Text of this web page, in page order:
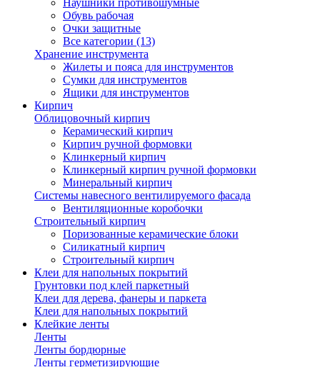
Наушники противошумные
Обувь рабочая
Очки защитные
Все категории (13)
Хранение инструмента
Жилеты и пояса для инструментов
Сумки для инструментов
Ящики для инструментов
Кирпич
Облицовочный кирпич
Керамический кирпич
Кирпич ручной формовки
Клинкерный кирпич
Клинкерный кирпич ручной формовки
Минеральный кирпич
Системы навесного вентилируемого фасада
Вентиляционные коробочки
Строительный кирпич
Поризованные керамические блоки
Силикатный кирпич
Строительный кирпич
Клеи для напольных покрытий
Грунтовки под клей паркетный
Клеи для дерева, фанеры и паркета
Клеи для напольных покрытий
Клейкие ленты
Ленты
Ленты бордюрные
Ленты герметизирующие